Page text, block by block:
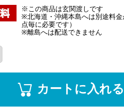
※この商品は玄関渡しです
※北海道・沖縄本島へは別途料金
点毎に必要です）
※離島へは配送できません
カートに入れる